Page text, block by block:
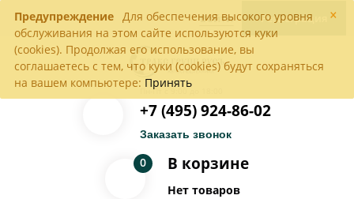
×
Предупреждение Для обеспечения высокого уровня
обслуживания на этом сайте используются куки
(cookies). Продолжая его использование, вы
соглашаетесь с тем, что куки (cookies) будут сохраняться
на вашем компьютере: Принять
Войти Регистрация
Пн-Пт с 9:00 до 18:00
+7 (495) 924-86-02
Заказать звонок
В корзине
0
Нет товаров